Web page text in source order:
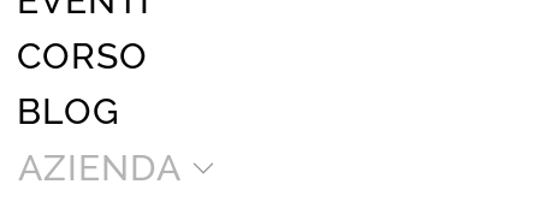
CORSO
BLOG
AZIENDA